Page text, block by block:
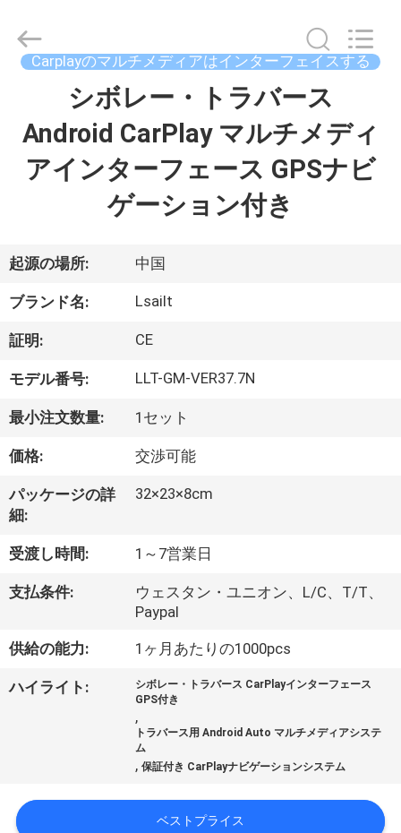
ク
ト
ビ
デ
私
つ
い
て
旅
Shenzhen
Xinsongxia
Automobile
Electron
Carplayのマルチメディアはインターフェイスする
シボレー・トラバース
Android CarPlay マルチメディ
アインターフェース GPSナビ
ゲーション付き
起源の場所: 中国
ブランド名: Lsailt
証明: CE
モデル番号: LLT-GM-VER37.7N
最小注文数量: 1セット
価格: 交渉可能
パッケージの詳
細:
32×23×8cm
受渡し時間: 1～7営業日
支払条件:
ウェスタン・ユニオン、L/C、T/T、
Paypal
供給の能力: 1ヶ月あたりの1000pcs
ハイライト:
シボレー・トラバース CarPlayインターフェース
GPS付き
,
トラバース用 Android Auto マルチメディアシステ
ム
,保証付き CarPlayナビゲーションシステム
ベストプライス